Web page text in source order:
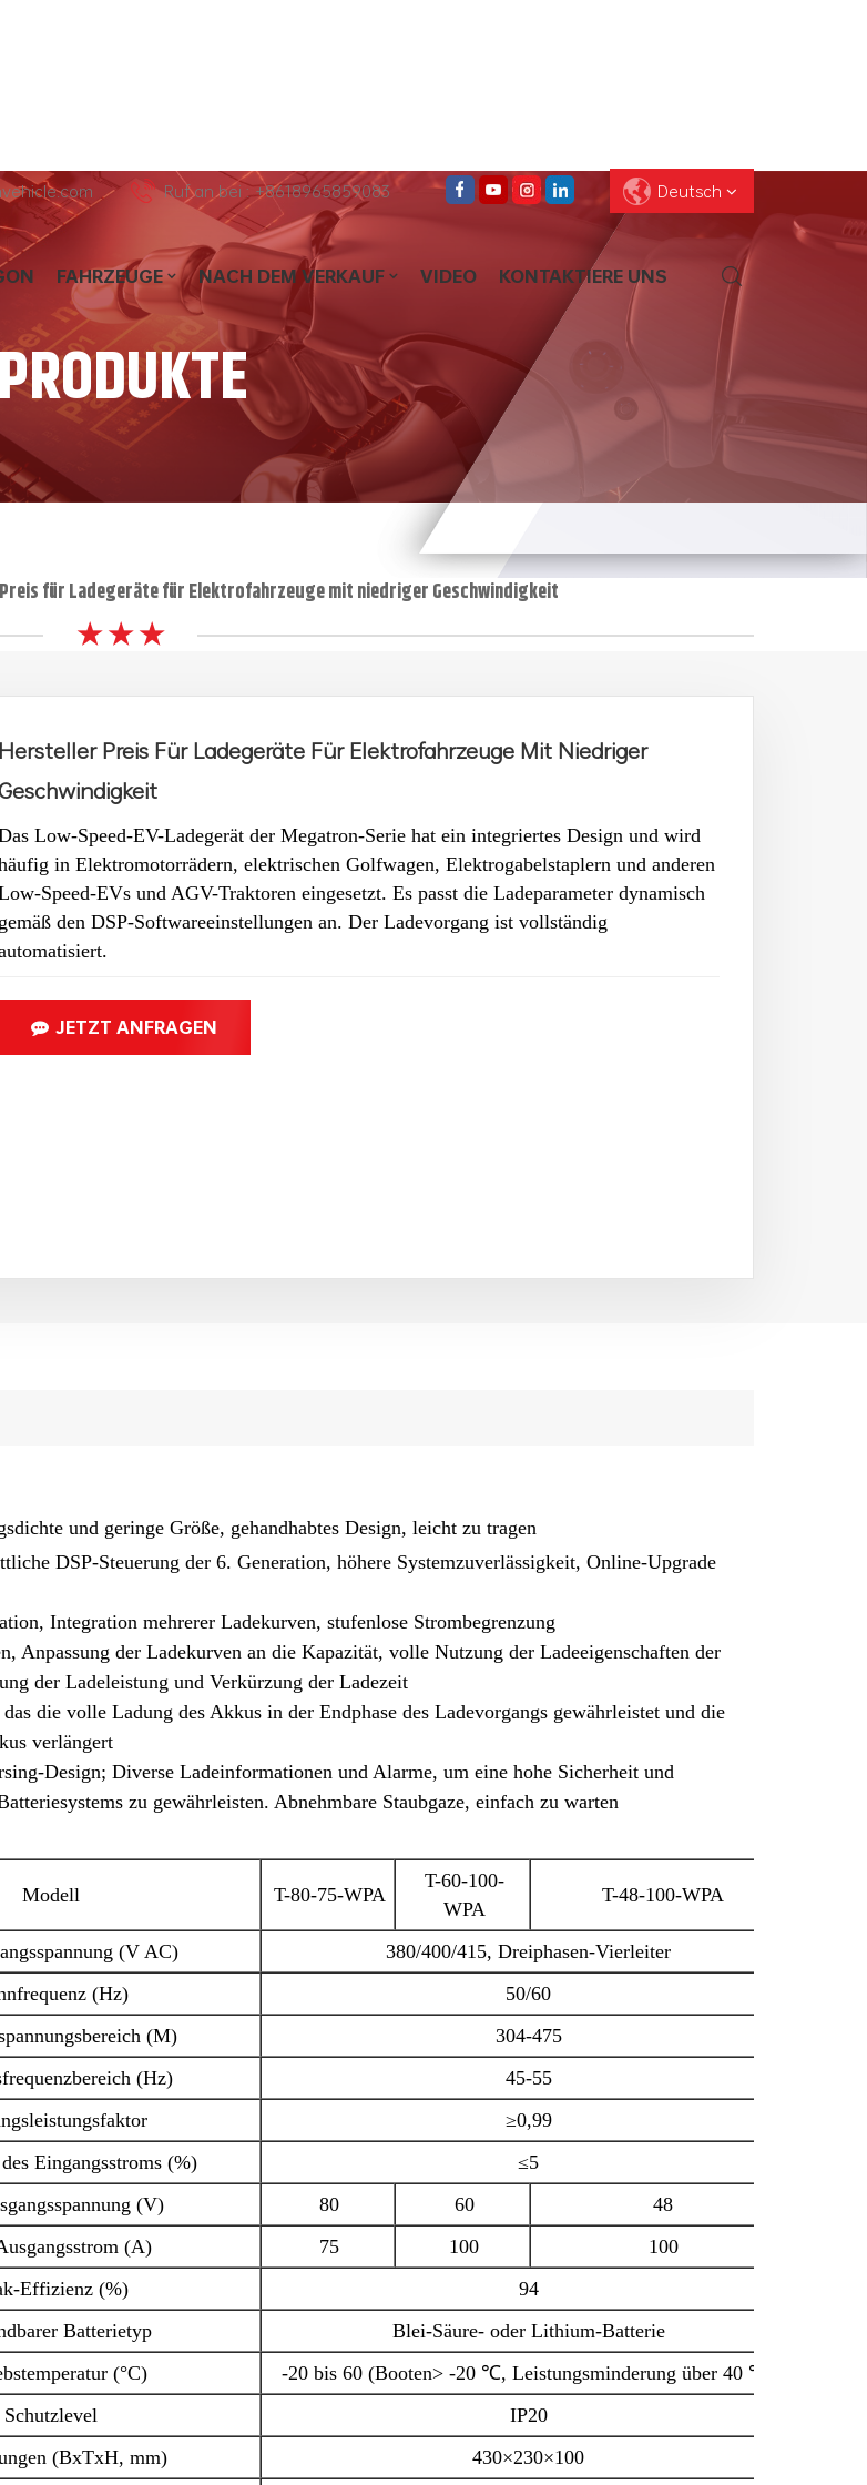
Ruf an bei : +8618965859083 Deutsch
English
Français
Deutsch
Pусский
Español
العربية
FAHRZEUGE NACH DEM VERKAUF VIDEO KONTAKTIERE UNS
für Ladegeräte für Elektrofahrzeuge mit niedriger Geschwindigkeit
★ ★ ★
Hersteller Preis Für Ladegeräte Für Elektrofahrzeuge Mit Niedriger
Low-Speed-EV-Ladegerät der Megatron-Serie hat ein integriertes Design und wird
in Elektromotorrädern, elektrischen Golfwagen, Elektrogabelstaplern und anderen
Speed-EVs und AGV-Traktoren eingesetzt. Es passt die Ladeparameter dynamisch
gemäß den DSP-Softwareeinstellungen an. Der Ladevorgang ist vollständig
JETZT ANFRAGEN
und geringe Größe, gehandhabtes Design, leicht zu tragen
DSP-Steuerung der 6. Generation, höhere Systemzuverlässigkeit, Online-Upgrade
Integration mehrerer Ladekurven, stufenlose Strombegrenzung
Anpassung der Ladekurven an die Kapazität, volle Nutzung der Ladeeigenschaften der
der Ladeleistung und Verkürzung der Ladezeit
die volle Ladung des Akkus in der Endphase des Ladevorgangs gewährleistet und die
verlängert
Design; Diverse Ladeinformationen und Alarme, um eine hohe Sicherheit und
zu gewährleisten. Abnehmbare Staubgaze, einfach zu warten
Modell T-80-75-WPA
T-60-100-
WPA
T-48-100-WPA
(V AC)
380/400/415, Dreiphasen-Vierleiter
(Hz)
50/60
(M)
304-475
(Hz)
45-55
≥0,99
Eingangsstroms (%)
≤5
(V)
80 60
48
(A)
75 100
100
Effizienz (%)
94
Batterietyp
Blei-Säure- oder Lithium-Batterie
(°C)
-20 bis 60 (Booten> -20 ℃, Leistungsminderung über 40 ℃)
Schutzlevel
IP20
(BxTxH, mm)
430×230×100